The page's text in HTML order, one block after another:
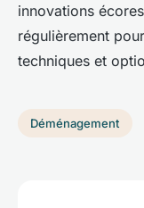
innovations
régulièrement
techniques et
Déménagement